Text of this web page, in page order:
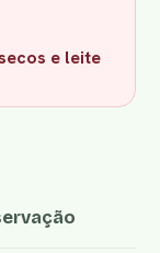
e leite